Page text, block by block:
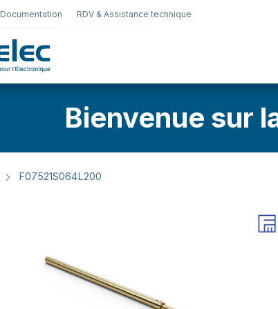
Documentation RDV & Assistance technique
Bienvenue sur
F07521S064L200